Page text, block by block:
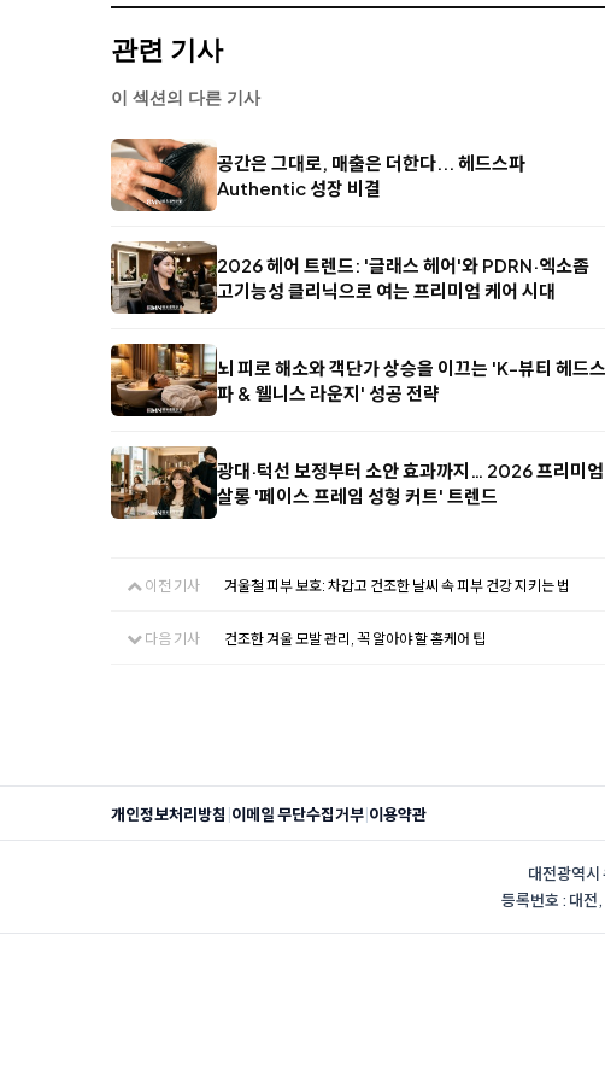
관련 기사
이 섹션의 다른 기사
공간은 그대로, 매출은 더한다... 헤드스파
Authentic 성장 비결
2026 헤어 트렌드: '글래스 헤어'와 PDRN·엑소좀
고기능성 클리닉으로 여는 프리미엄 케어 시대
뇌 피로 해소와 객단가 상승을 이끄는 'K-뷰티 헤드스
파 & 웰니스 라운지' 성공 전략
광대·턱선 보정부터 소안 효과까지… 2026 프리미엄
살롱 '페이스 프레임 성형 커트' 트렌드
이전 기사 겨울철 피부 보호: 차갑고 건조한 날씨 속 피부 건강 지키는 법
다음 기사 건조한 겨울 모발 관리, 꼭 알아야 할 홈케어 팁
개인정보처리방침 |이메일 무단수집거부|이용약관
대전광역시
등록번호 : 대전